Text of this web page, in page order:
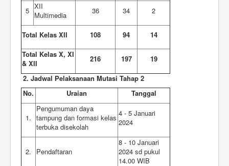
5 XII
Multimedia
36 34 2
Total Kelas XII 108 94
14
Total Kelas X, XI
& XII
216 197
19
2. Jadwal Pelaksanaan Mutasi Tahap 2
No.
Uraian Tanggal
1.
Pengumuman daya
tampung dan formasi kelas
terbuka disekolah
4 - 5 Januari
2024
2. Pendaftaran
8 - 10 Januari
2024 sd pukul
14.00 WIB